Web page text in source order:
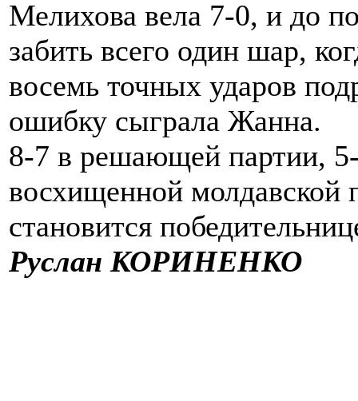
Мелихова вела 7-0, и до
забить всего один шар,
восемь точных ударов
ошибку сыграла Жанна.
8-7 в решающей партии,
восхищенной
становится
Руслан КОРИНЕНКО